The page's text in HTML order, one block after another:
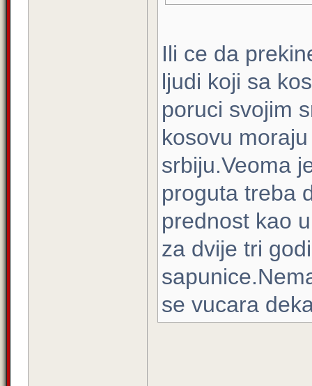
Ili ce da
ljudi koji sa
poruci svojim
kosovu
srbiju.Veoma
proguta treba
prednost kao
za dvije tri
se vucara